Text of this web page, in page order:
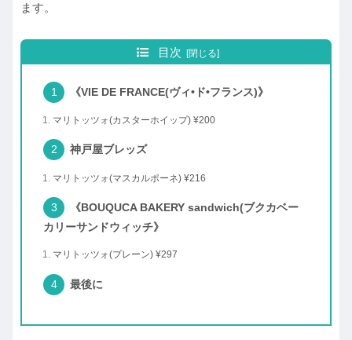
ます。
目次
《VIE DE FRANCE(ヴィ•ド•フランス)》
マリトッツォ(カスターホイップ) ¥200
神戸屋ブレッズ
マリトッツォ(マスカルポーネ) ¥216
《BOUQUCA BAKERY sandwich(ブクカベー
カリーサンドウィッチ》
マリトッツォ(プレーン) ¥297
最後に